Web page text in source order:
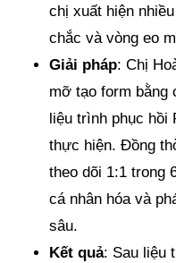
chị xuất hiện
chắc và vòng eo
Giải pháp: Chị
mỡ tạo form bằng
liệu trình phục hồi
thực hiện. Đồng
theo dõi 1:1 trong
cá nhân hóa và
sâu.
Kết quả: Sau liệu